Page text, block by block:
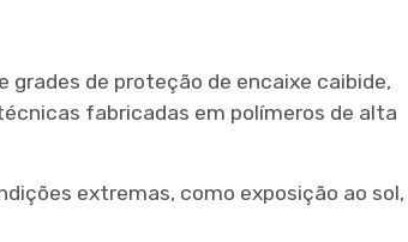
de proteção de encaixe caibide,
fabricadas em polímeros de alta
extremas, como exposição ao sol,